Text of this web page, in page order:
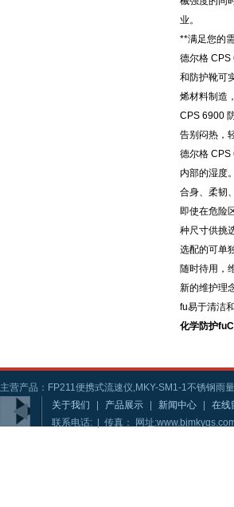
业。
**满足您的
德尔格 CPS
和防护靴可
烯材料制造
CPS 6900
告别闷热，
德尔格 CPS
内部的湿度
合身、柔韧
即使在危险
种尺寸供挑
选配的可单
随时待用，
新的维护理
fu易于清洁
化学防护
主营产品：FP211便携式流速仪,MKY-SM1-1不锈钢雨
关于我们
产品展示 新闻中心 在线
联系电话: | 传真： 网址